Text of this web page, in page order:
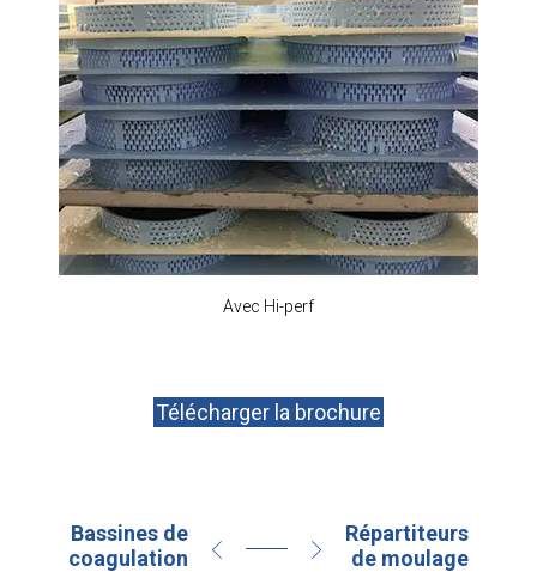
Avec Hi-perf
Télécharger la brochure
Bassines de
coagulation
Répartiteurs
de moulage